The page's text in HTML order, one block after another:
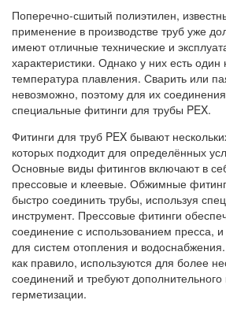
Поперечно-сшитый полиэтилен,
применение в производстве труб уже
имеют отличные технические и
характеристики. Однако у них есть
температура плавления. Сварить или
невозможно, поэтому для их
специальные фитинги для трубы PEX.
Фитинги для труб PEX бывают
которых подходит для определённых
Основные виды фитингов включают в
прессовые и клеевые. Обжимные
быстро соединить трубы, используя
инструмент. Прессовые фитинги
соединение с использованием пресса,
для систем отопления и
как правило, используются для более
соединений и требуют дополнительного
герметизации.